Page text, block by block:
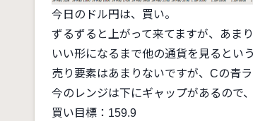
今日のドル円は、買い。
ずるずると上がって来てますが、あま
いい形になるまで他の通貨を見るとい
売り要素はあまりないですが、Cの青
今のレンジは下にギャップがあるので
買い目標：159.9